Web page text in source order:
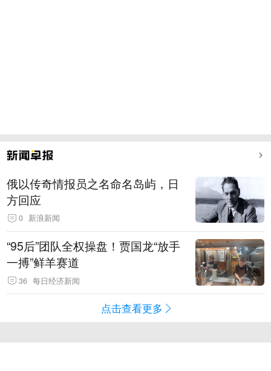
俄以传奇情报员之名命名岛屿，日
方回应
0 新浪新闻
“95后”团队全权操盘！贾国龙“放手
一搏”鲜羊赛道
36 每日经济新闻
点击查看更多